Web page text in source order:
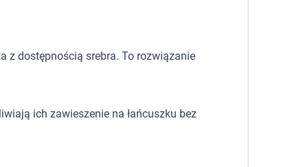
z dostępnością srebra. To rozwiązanie
ich zawieszenie na łańcuszku bez